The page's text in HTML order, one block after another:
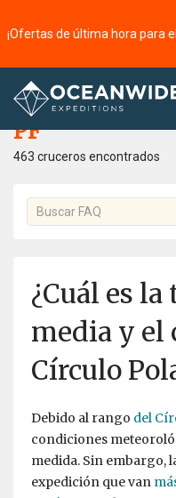
Página principal
PF
463 cruceros encontrados
¿Cuál es
media y el
Círculo
Debido al rango del
condiciones
medida. Sin embargo,
expedición que van